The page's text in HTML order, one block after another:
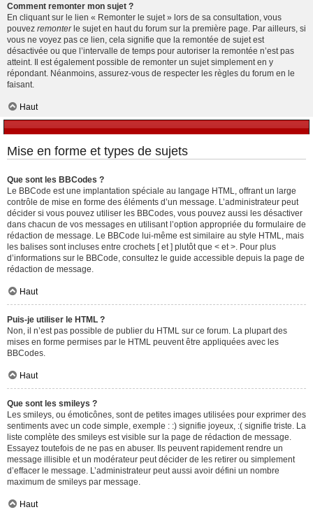
Comment remonter mon sujet ?
En cliquant sur le lien « Remonter le sujet » lors de sa consultation, vous
pouvez remonterle sujet en haut du forum sur la première page. Par ailleurs, si
vous ne voyez pas ce lien, cela signifie que la remontée de sujet est
désactivée ou que l’intervalle de temps pour autoriser la remontée n’est pas
atteint. Il est également possible de remonter un sujet simplement en y
répondant. Néanmoins, assurez-vous de respecter les règles du forum en le
faisant.
Haut
Mise en forme et types de sujets
Que sont les BBCodes ?
Le BBCode est une implantation spéciale au langage HTML, offrant un large
contrôle de mise en forme des éléments d’un message. L’administrateur peut
décider si vous pouvez utiliser les BBCodes, vous pouvez aussi les désactiver
dans chacun de vos messages en utilisant l’option appropriée du formulaire de
rédaction de message. Le BBCode lui-même est similaire au style HTML, mais
les balises sont incluses entre crochets [ et ] plutôt que < et >. Pour plus
d’informations sur le BBCode, consultez le guide accessible depuis la page de
rédaction de message.
Haut
Puis-je utiliser le HTML ?
Non, il n’est pas possible de publier du HTML sur ce forum. La plupart des
mises en forme permises par le HTML peuvent être appliquées avec les
BBCodes.
Haut
Que sont les smileys ?
Les smileys, ou émoticônes, sont de petites images utilisées pour exprimer des
sentiments avec un code simple, exemple : :) signifie joyeux, :( signifie triste. La
liste complète des smileys est visible sur la page de rédaction de message.
Essayez toutefois de ne pas en abuser. Ils peuvent rapidement rendre un
message illisible et un modérateur peut décider de les retirer ou simplement
d’effacer le message. L’administrateur peut aussi avoir défini un nombre
maximum de smileys par message.
Haut